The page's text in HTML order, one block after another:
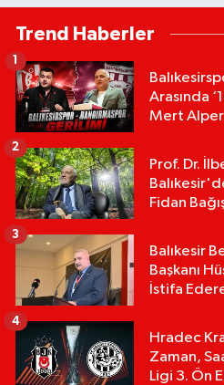
Trend Haberler
Arasında
Mert Alper
Prof. Dr.
Fidan
2
Balıkesir
Başkanı
İstifa
3
Hradec
Zaman,
Ligi 3. Ön
4